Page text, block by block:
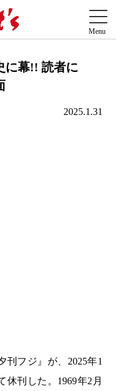
に幕!! 読者に
2025.1.31
刊フジ』が、2025年1
休刊した。1969年2月